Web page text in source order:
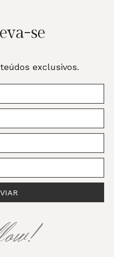
se
exclusivos.